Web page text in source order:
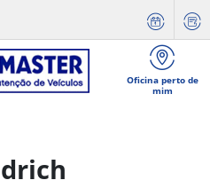
Oficina perto de
mim